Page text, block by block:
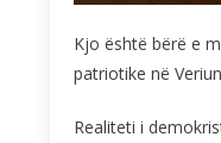
Kjo është bërë e
patriotike në
Realiteti i